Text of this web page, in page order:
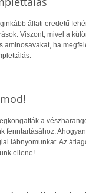
állati eredetű
Viszont, mivel a
aminosavakat, ha
a
fenntartásához.
lábnyomunkat. Az
ellene!